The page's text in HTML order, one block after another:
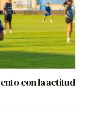
con la actitud